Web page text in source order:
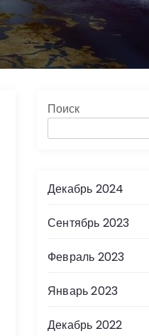
Поиск
Декабрь 2024
Сентябрь 2023
Февраль 2023
Январь 2023
Декабрь 2022